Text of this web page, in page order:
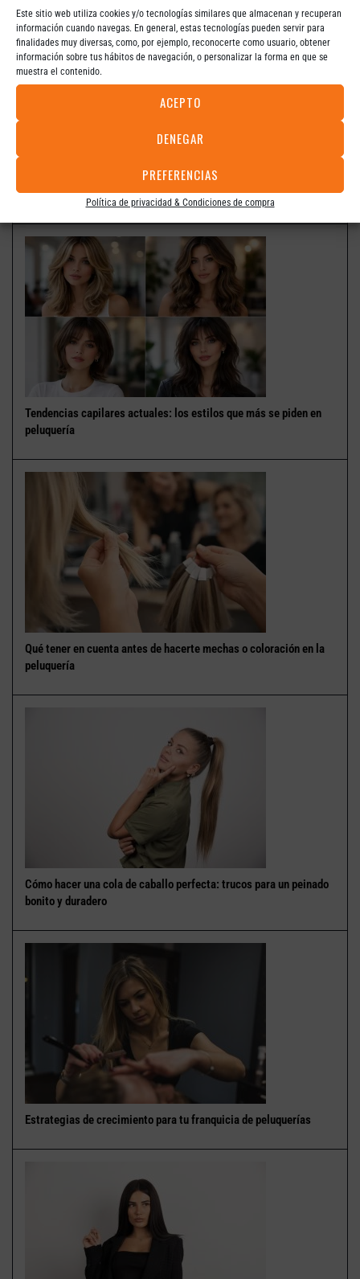
Este sitio web utiliza cookies y/o tecnologías similares que almacenan y recuperan
información cuando navegas. En general, estas tecnologías pueden servir para
finalidades muy diversas, como, por ejemplo, reconocerte como usuario, obtener
información sobre tus hábitos de navegación, o personalizar la forma en que se
muestra el contenido.
ACEPTO
DENEGAR
PREFERENCIAS
Política de privacidad & Condiciones de compra
Corte, color o tratamiento: cómo elegir el servicio ideal según tu
cabello
Tendencias capilares actuales: los estilos que más se piden en
peluquería
Qué tener en cuenta antes de hacerte mechas o coloración en la
peluquería
Cómo hacer una cola de caballo perfecta: trucos para un peinado
bonito y duradero
Estrategias de crecimiento para tu franquicia de peluquerías